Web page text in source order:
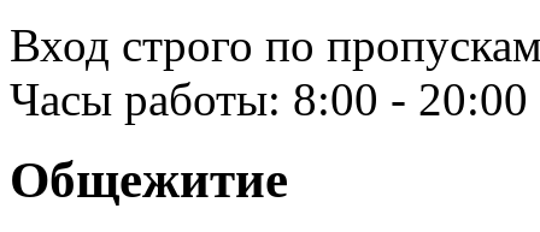
Вход строго по
Часы работы: 8:00 - 20:00
Общежитие